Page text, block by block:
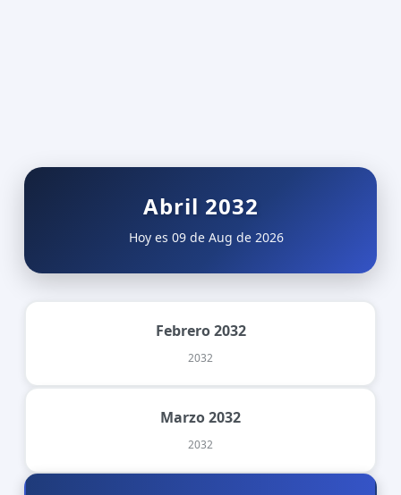
Abril 2032
Hoy es 09 de Aug de 2026
Febrero 2032
2032
Marzo 2032
2032